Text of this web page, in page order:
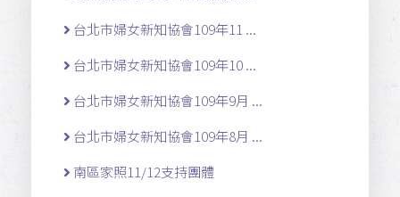
台北市婦女新知協會109年11 ...
台北市婦女新知協會109年10 ...
台北市婦女新知協會109年9月 ...
台北市婦女新知協會109年8月 ...
南區家照11/12支持團體